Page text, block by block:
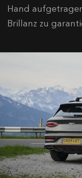
Hand
Brillanz zu